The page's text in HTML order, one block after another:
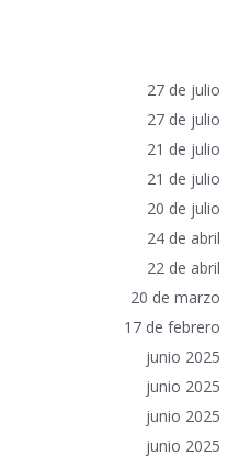
27 de julio
27 de julio
21 de julio
21 de julio
20 de julio
24 de abril
22 de abril
20 de marzo
17 de febrero
junio 2025
junio 2025
junio 2025
junio 2025